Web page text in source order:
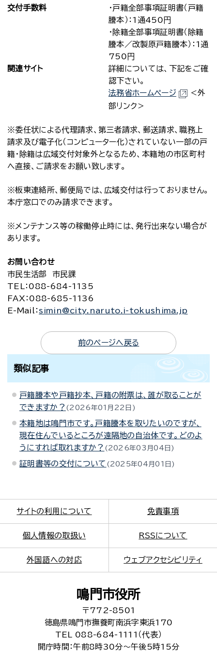
交付手数料
・戸籍全部事項証明書（戸籍
謄本）：1通450円
・除籍全部事項証明書（除籍
謄本／改製原戸籍謄本）：1通
750円
関連サイト
詳細については、下記をご確
認下さい。
法務省ホームページ
＜外
部リンク＞
※委任状による代理請求、第三者請求、郵送請求、職務上
請求及び電子化（コンピューター化）されていない一部の戸
籍・除籍は広域交付対象外となるため、本籍地の市区町村
へ直接、ご請求をお願い致します。
※板東連絡所、郵便局では、広域交付は行っておりません。
本庁窓口でのみ請求できます。
※メンテナンス等の稼働停止時には、発行出来ない場合が
あります。
お問い合わせ
市民生活部 市民課
TEL：088-684-1135
FAX：088-685-1136
E-Mail： simin@city.naruto.i-tokushima.jp
前のページへ戻る
類似記事
戸籍謄本や戸籍抄本、戸籍の附票は、誰が取ることが
できますか？
2026年01月22日
本籍地は鳴門市です。戸籍謄本を取りたいのですが、
現在住んでいるところが遠隔地の自治体です。どのよ
うにすれば取れますか？
2026年03月04日
証明書等の交付について 2025年04月01日
サイトの利用について 免責事項
個人情報の取扱い RSSについて
外国語への対応 ウェブアクセシビリティ
鳴門市役所
〒772-8501
徳島県鳴門市撫養町南浜字東浜170
TEL 088-684-1111（代表）
開庁時間：午前8時30分～午後5時15分